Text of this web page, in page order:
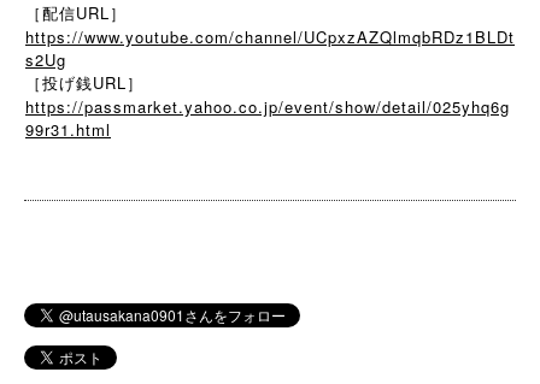
［配信URL］
https://www.youtube.com/channel/UCpxzAZQlmqbRDz1BLDt
s2Ug
［投げ銭URL］
https://passmarket.yahoo.co.jp/event/show/detail/025yhq6g
99r31.html